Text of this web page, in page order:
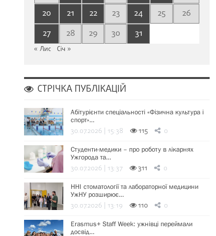
20
21 22 23 24 25
26
27
28 29 30 31
« Лис Січ »
СТРІЧКА ПУБЛІКАЦІЙ
Абітурієнти спеціальності «Фізична культура і
спорт»…
30.07.2026 | 15:38 115 0
Студенти-медики – про роботу в лікарнях
Ужгорода та…
30.07.2026 | 13:37 311 0
ННІ стоматології та лабораторної медицини
УжНУ розширює…
30.07.2026 | 13:19 110 0
Erasmus+ Staff Week: ужнівці переймали
досвід…